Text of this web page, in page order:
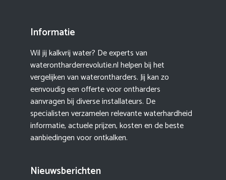
Informatie
Wil jij kalkvrij water? De experts van
waterontharderrevolutie.nl helpen bij het
vergelijken van waterontharders. Jij kan zo
eenvoudig een offerte voor ontharders
aanvragen bij diverse installateurs. De
specialisten verzamelen relevante waterhardheid
informatie, actuele prijzen, kosten en de beste
aanbiedingen voor ontkalken.
Nieuwsberichten